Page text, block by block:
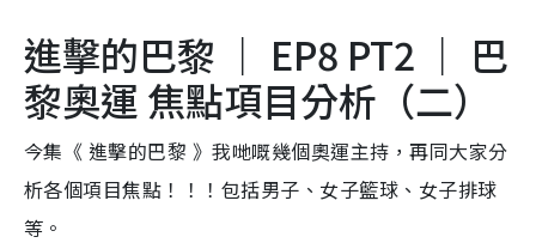
進擊的巴黎 ｜ EP8 PT2 ｜ 巴
黎奧運 焦點項目分析（二）
今集《 進擊的巴黎 》我哋嘅幾個奧運主持，再同大家分
析各個項目焦點！！！包括男子、女子籃球、女子排球
等。